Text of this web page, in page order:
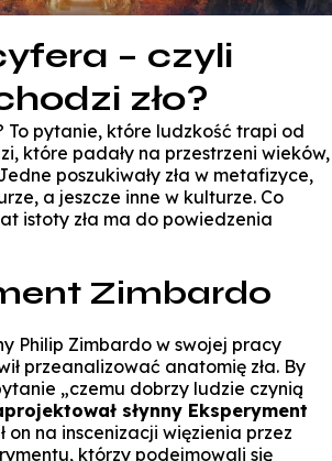
Student
Zapisz się na studia
– czyli
zło?
To pytanie, które ludzkość trapi od
które padały na przestrzeni wieków,
poszukiwały zła w metafizyce,
a jeszcze inne w kulturze. Co
istoty zła ma do powiedzenia
Zimbardo
Philip Zimbardo w swojej pracy
przeanalizować anatomię zła. By
„czemu dobrzy ludzie czynią
słynny Eksperyment
on na inscenizacji więzienia przez
którzy podejmowali się